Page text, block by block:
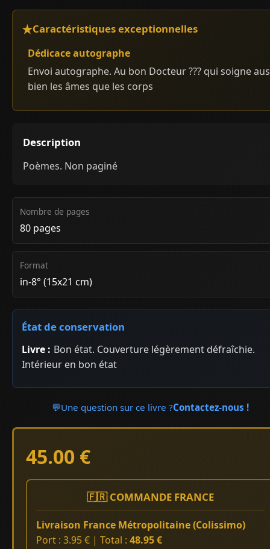
Caractéristiques exceptionnelles
Dédicace autographe
Envoi autographe. Au bon Docteur ??? qui soigne
bien les âmes que les corps
Description
Poèmes. Non paginé
Nombre de pages
80 pages
Format
in-8° (15x21 cm)
État de conservation
Livre : Bon état. Couverture légèrement défraîchie.
Intérieur en bon état
💬Une question sur ce livre ?Contactez-nous !
45.00 €
🇫🇷 COMMANDE FRANCE
Livraison France Métropolitaine (Colissimo)
Port : 3.95 € | Total : 48.95 €